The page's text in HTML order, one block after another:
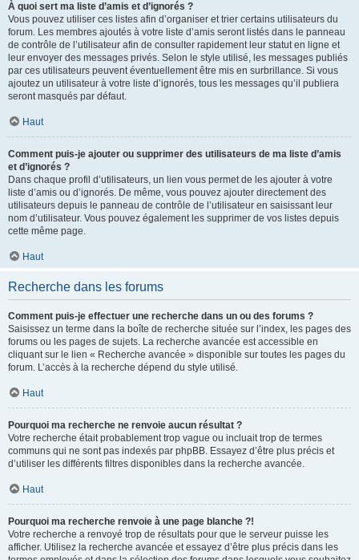
À quoi sert ma liste d’amis et d’ignorés ?
Vous pouvez utiliser ces listes afin d’organiser et trier certains utilisateurs du
forum. Les membres ajoutés à votre liste d’amis seront listés dans le panneau
de contrôle de l’utilisateur afin de consulter rapidement leur statut en ligne et
leur envoyer des messages privés. Selon le style utilisé, les messages publiés
par ces utilisateurs peuvent éventuellement être mis en surbrillance. Si vous
ajoutez un utilisateur à votre liste d’ignorés, tous les messages qu’il publiera
seront masqués par défaut.
Haut
Comment puis-je ajouter ou supprimer des utilisateurs de ma liste d’amis
et d’ignorés ?
Dans chaque profil d’utilisateurs, un lien vous permet de les ajouter à votre
liste d’amis ou d’ignorés. De même, vous pouvez ajouter directement des
utilisateurs depuis le panneau de contrôle de l’utilisateur en saisissant leur
nom d’utilisateur. Vous pouvez également les supprimer de vos listes depuis
cette même page.
Haut
Recherche dans les forums
Comment puis-je effectuer une recherche dans un ou des forums ?
Saisissez un terme dans la boîte de recherche située sur l’index, les pages des
forums ou les pages de sujets. La recherche avancée est accessible en
cliquant sur le lien « Recherche avancée » disponible sur toutes les pages du
forum. L’accès à la recherche dépend du style utilisé.
Haut
Pourquoi ma recherche ne renvoie aucun résultat ?
Votre recherche était probablement trop vague ou incluait trop de termes
communs qui ne sont pas indexés par phpBB. Essayez d’être plus précis et
d’utiliser les différents filtres disponibles dans la recherche avancée.
Haut
Pourquoi ma recherche renvoie à une page blanche ?!
Votre recherche a renvoyé trop de résultats pour que le serveur puisse les
afficher. Utilisez la recherche avancée et essayez d’être plus précis dans les